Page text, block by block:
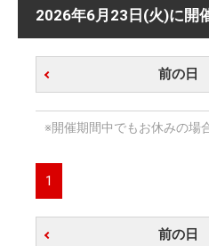
2026年6月23日(火)に開
前の日
※開催期間中でもお休みの場
1
前の日